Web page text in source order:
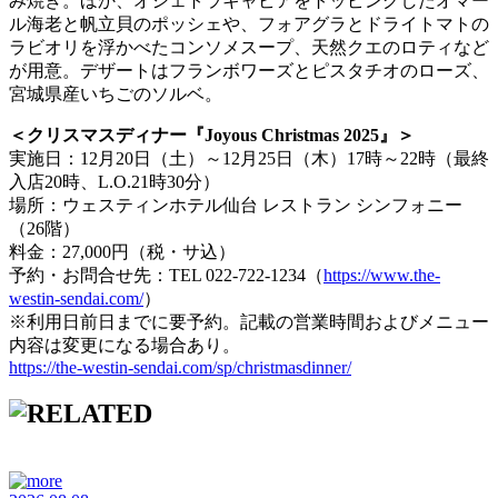
ル海老と帆立貝のポッシェや、フォアグラとドライトマトの
ラビオリを浮かべたコンソメスープ、天然クエのロティなど
が用意。デザートはフランボワーズとピスタチオのローズ、
宮城県産いちごのソルベ。
＜クリスマスディナー『Joyous Christmas 2025』＞
実施日：12月20日（土）～12月25日（木）17時～22時（最終
入店20時、L.O.21時30分）
場所：ウェスティンホテル仙台 レストラン シンフォニー
（26階）
料金：27,000円（税・サ込）
予約・お問合せ先：TEL 022-722-1234（https://www.the-
westin-sendai.com/）
※利用日前日までに要予約。記載の営業時間およびメニュー
内容は変更になる場合あり。
https://the-westin-sendai.com/sp/christmasdinner/